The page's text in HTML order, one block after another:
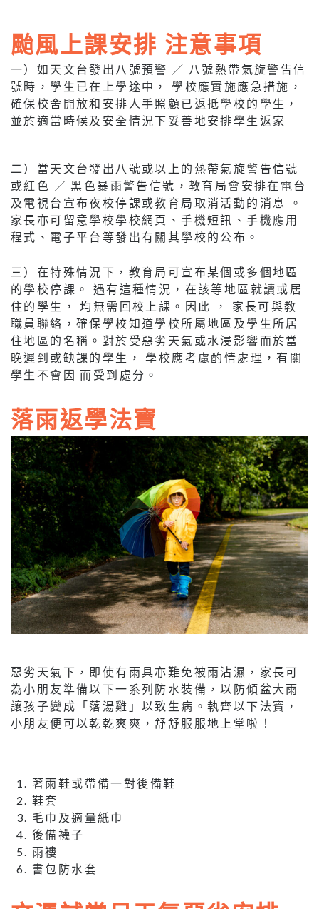
颱風上課安排 注意事項
一）如天文台發出八號預警 ／ 八號熱帶氣旋警告信
號時，學生已在上學途中， 學校應實施應急措施，
確保校舍開放和安排人手照顧已返抵學校的學生，
並於適當時候及安全情況下妥善地安排學生返家
二）當天文台發出八號或以上的熱帶氣旋警告信號
或紅色 ／ 黑色暴雨警告信號，教育局會安排在電台
及電視台宣布夜校停課或教育局取消活動的消息 。
家長亦可留意學校學校網頁、手機短訊、手機應用
程式、電子平台等發出有關其學校的公布。
三）在特殊情況下，教育局可宣布某個或多個地區
的學校停課。 遇有這種情況，在該等地區就讀或居
住的學生， 均無需回校上課。因此 ， 家長可與教
職員聯絡，確保學校知道學校所屬地區及學生所居
住地區的名稱。對於受惡劣天氣或水浸影響而於當
晚遲到或缺課的學生， 學校應考慮酌情處理，有關
學生不會因 而受到處分。
落雨返學法寶
惡劣天氣下，即使有雨具亦難免被雨沾濕，家長可
為小朋友準備以下一系列防水裝備，以防傾盆大雨
讓孩子變成「落湯雞」以致生病。執齊以下法寶，
小朋友便可以乾乾爽爽，舒舒服服地上堂啦！
著雨鞋或帶備一對後備鞋
鞋套
毛巾及適量紙巾
後備襪子
雨褸
書包防水套